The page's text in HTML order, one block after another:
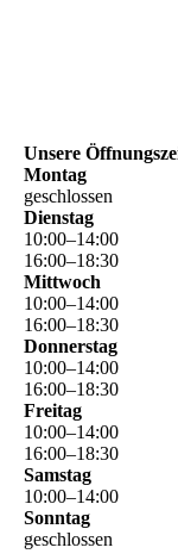
Unsere
Montag
geschlossen
Dienstag
10:00–14:00
16:00–18:30
Mittwoch
10:00–14:00
16:00–18:30
Donnerstag
10:00–14:00
16:00–18:30
Freitag
10:00–14:00
16:00–18:30
Samstag
10:00–14:00
Sonntag
geschlossen